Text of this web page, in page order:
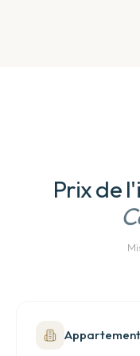
Prix de
Appartement